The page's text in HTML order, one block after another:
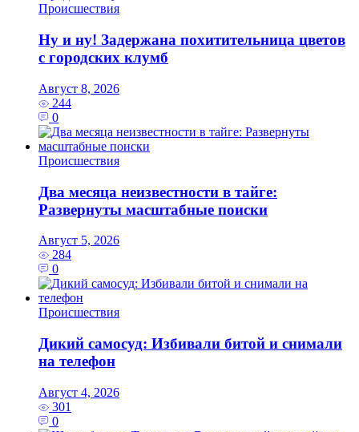
Происшествия
Ну и ну! Задержана похитительница цветов
с городских клумб
Август 8, 2026
244
0
Происшествия
Два месяца неизвестности в тайге:
Развернуты масштабные поиски
Август 5, 2026
284
0
Происшествия
Дикий самосуд: Избивали битой и снимали
на телефон
Август 4, 2026
301
0